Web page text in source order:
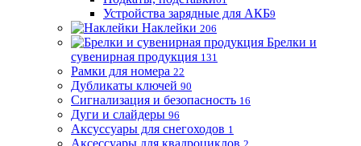
Устройства зарядные для АКБ9
Наклейки 206
Брелки и
сувенирная продукция 131
Рамки для номера 22
Дубликаты ключей 90
Сигнализация и безопасность 16
Дуги и слайдеры 96
Аксуссуары для снегоходов 1
Аксессуары для квадроциклов